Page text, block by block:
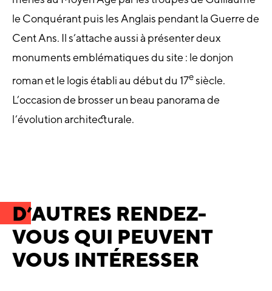
le Conquérant puis les Anglais pendant la Guerre de
Cent Ans. Il s’attache aussi à présenter deux
monuments emblématiques du site : le donjon
roman et le logis établi au début du 17esiècle.
L’occasion de brosser un beau panorama de
l’évolution architecturale.
D’AUTRES RENDEZ-
VOUS QUI PEUVENT
VOUS INTÉRESSER